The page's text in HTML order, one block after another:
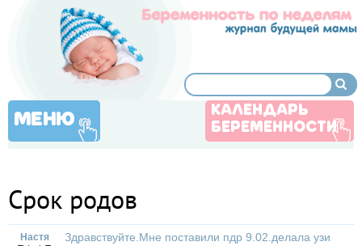
МЕНЮ
КАЛЕНДАРЬ
БЕРЕМЕННОСТИ
Срок родов
Настя
Здравствуйте.Мне поставили пдр 9.02.делала узи